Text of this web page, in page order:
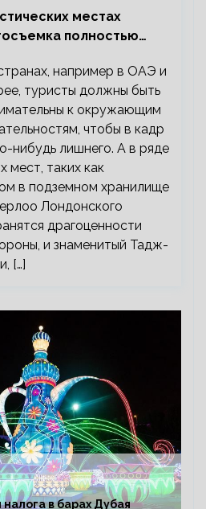
местах
полностью
например в ОАЭ и
туристы должны быть
к окружающим
чтобы в кадр
нибудь лишнего. А в ряде
мест, таких как
в подземном хранилище
Лондонского
драгоценности
и знаменитый Тадж-
[…]
в барах Дубая